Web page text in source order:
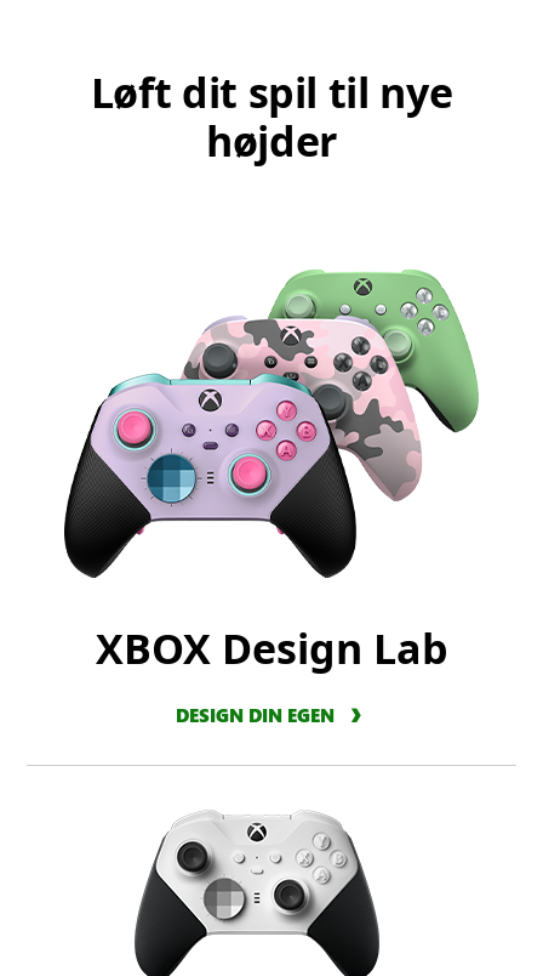
Løft dit spil til nye
højder
XBOX Design Lab
DESIGN DIN EGEN